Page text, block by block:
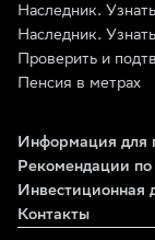
Наследник.
Наследник.
Проверить и
Пенсия в метрах
Информация для
Рекомендации
Инвестиционная
Контакты